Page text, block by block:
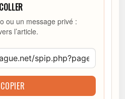
ou un message privé :
l’article.
COPIER